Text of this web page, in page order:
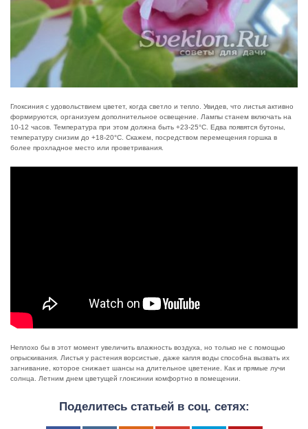
Глоксиния с удовольствием цветет, когда светло и тепло. Увидев, что листья активно
формируются, организуем дополнительное освещение. Лампы станем включать на
10-12 часов. Температура при этом должна быть +23-25°С. Едва появятся бутоны,
температуру снизим до +18-20°С. Скажем, посредством перемещения горшка в
более прохладное место или проветривания.
Неплохо бы в этот момент увеличить влажность воздуха, но только не с помощью
опрыскивания. Листья у растения ворсистые, даже капля воды способна вызвать их
загнивание, которое снижает шансы на длительное цветение. Как и прямые лучи
солнца. Летним днем цветущей глоксинии комфортно в помещении.
Поделитесь статьей в соц. сетях: